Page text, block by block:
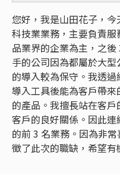
您好，我是山田花子，
科技業業務，主要負責
品業界的企業為主，之
手的公司因為都屬於大
的導入較為保守。我透
導入工具後能為客戶帶
的產品。我擅長站在客
客戶的良好關係。因此
的前 3 名業務。因為非
徵了此次的職缺，希望有